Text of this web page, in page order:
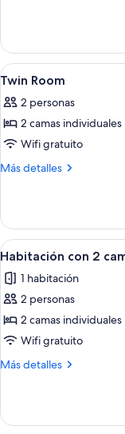
doble
Abrir
todas
las
fotos
de
Twin
10
Twin Room
2 personas
2 camas individuales
Wifi gratuito
Más detalles
Más
Room
Abrir
todas
las
fotos
de
Habitación
con
individuales
6
Habitación con 2
1 habitación
2 personas
2 camas individuales
Wifi gratuito
Más detalles
Más
con